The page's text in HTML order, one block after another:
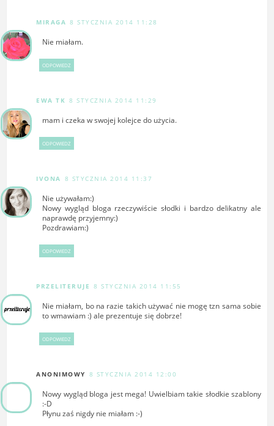
MIRAGA 8 STYCZNIA 2014 11:28
Nie miałam.
ODPOWIEDZ
EWA TK 8 STYCZNIA 2014 11:29
mam i czeka w swojej kolejce do użycia.
ODPOWIEDZ
IVONA 8 STYCZNIA 2014 11:37
Nie używałam:)
Nowy wygląd bloga rzeczywiście słodki i bardzo delikatny ale
naprawdę przyjemny:)
Pozdrawiam:)
ODPOWIEDZ
PRZELITERUJE 8 STYCZNIA 2014 11:55
Nie miałam, bo na razie takich używać nie mogę tzn sama sobie
to wmawiam :) ale prezentuje się dobrze!
ODPOWIEDZ
ANONIMOWY 8 STYCZNIA 2014 12:00
Nowy wygląd bloga jest mega! Uwielbiam takie słodkie szablony
:-D
Płynu zaś nigdy nie miałam :-)